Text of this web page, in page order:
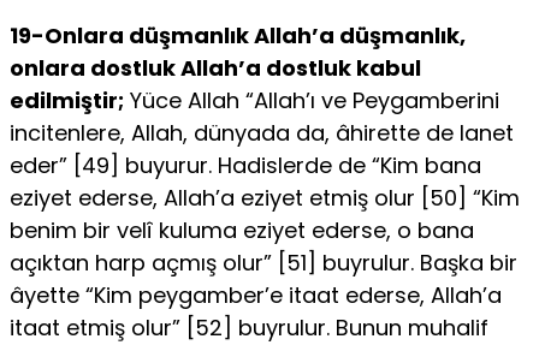
19-Onlara düşmanlık Allah’a düşmanlık,
onlara dostluk Al­lah’a dostluk kabul
edilmiştir; Yüce Allah “Allah’ı ve Peygamberini
in­citenlere, Allah, dünyada da, âhirette de lanet
eder” [49] buyurur. Ha­dislerde de “Kim bana
eziyet ederse, Allah’a eziyet etmiş olur [50] “Kim
benim bir velî kuluma eziyet ederse, o bana
açıktan harp açmış olur” [51] buyrulur. Başka bir
âyette “Kim peygamber’e itaat ederse, Allah’a
itaat etmiş olur” [52] buyrulur. Bunun muhalif